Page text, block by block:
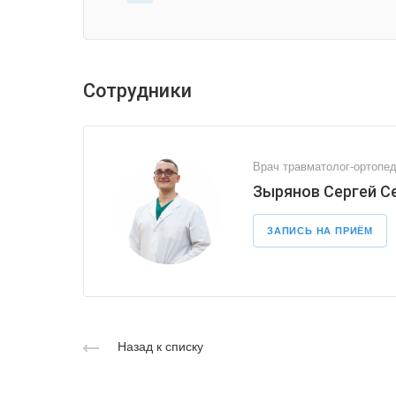
Сотрудники
Врач травматолог-ортопед
Зырянов Сергей
ЗАПИСЬ НА ПРИЁМ
Назад к списку